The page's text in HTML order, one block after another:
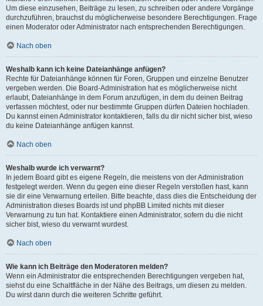
Um diese einzusehen, Beiträge zu lesen, zu schreiben oder andere Vorgänge
durchzuführen, brauchst du möglicherweise besondere Berechtigungen. Frage
einen Moderator oder Administrator nach entsprechenden Berechtigungen.
Nach oben
Weshalb kann ich keine Dateianhänge anfügen?
Rechte für Dateianhänge können für Foren, Gruppen und einzelne Benutzer
vergeben werden. Die Board-Administration hat es möglicherweise nicht
erlaubt, Dateianhänge in dem Forum anzufügen, in dem du deinen Beitrag
verfassen möchtest, oder nur bestimmte Gruppen dürfen Dateien hochladen.
Du kannst einen Administrator kontaktieren, falls du dir nicht sicher bist, wieso
du keine Dateianhänge anfügen kannst.
Nach oben
Weshalb wurde ich verwarnt?
In jedem Board gibt es eigene Regeln, die meistens von der Administration
festgelegt werden. Wenn du gegen eine dieser Regeln verstoßen hast, kann
sie dir eine Verwarnung erteilen. Bitte beachte, dass dies die Entscheidung der
Administration dieses Boards ist und phpBB Limited nichts mit dieser
Verwarnung zu tun hat. Kontaktiere einen Administrator, sofern du die nicht
sicher bist, wieso du verwarnt wurdest.
Nach oben
Wie kann ich Beiträge den Moderatoren melden?
Wenn ein Administrator die entsprechenden Berechtigungen vergeben hat,
siehst du eine Schaltfläche in der Nähe des Beitrags, um diesen zu melden.
Du wirst dann durch die weiteren Schritte geführt.